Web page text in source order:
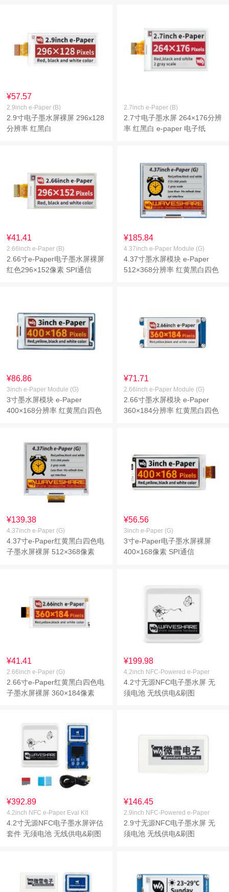
¥57.57
2.9inch e-Paper (B)
2.9寸电子墨水屏裸屏 296x128
分辨率 红黑白
2.7inch e-Paper (B)
2.7寸电子墨水屏 264×176分辨
率 红黑白 e-paper 电子纸
¥41.41
2.66inch e-Paper (B)
2.66寸e-Paper电子墨水屏裸屏
红色296×152像素 SPI通信
¥185.84
4.37inch e-Paper Module (G)
4.37寸墨水屏模块 e-Paper
512×368分辨率 红黄黑白四色
¥86.86
3inch e-Paper Module (G)
3寸墨水屏模块 e-Paper
400×168分辨率 红黄黑白四色
¥71.71
2.66inch e-Paper Module (G)
2.66寸墨水屏模块 e-Paper
360×184分辨率 红黄黑白四色
¥139.38
4.37inch e-Paper (G)
4.37寸e-Paper红黄黑白四色电
子墨水屏裸屏 512×368像素
¥56.56
3inch e-Paper (G)
3寸e-Paper电子墨水屏裸屏
400×168像素 SPI通信
¥41.41
2.66inch e-Paper (G)
2.66寸e-Paper红黄黑白四色电
子墨水屏裸屏 360×184像素
¥199.98
4.2inch NFC-Powered e-Paper
4.2寸无源NFC电子墨水屏 无
须电池 无线供电&刷图
¥392.89
4.2inch NFC e-Paper Eval Kit
4.2寸无源NFC电子墨水屏评估
套件 无须电池 无线供电&刷图
¥146.45
2.9inch NFC-Powered e-Paper
2.9寸无源NFC电子墨水屏 无
须电池 无线供电&刷图